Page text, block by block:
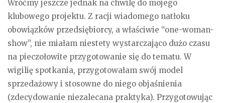
Wróćmy jeszcze jednak na chwilę do mojego
klubowego projektu. Z racji wiadomego natłoku
obowiązków przedsiębiorcy, a właściwie “one-woman-
show”, nie miałam niestety wystarczająco dużo czasu
na pieczołowite przygotowanie się do tematu. W
wigilię spotkania, przygotowałam swój model
sprzedażowy i stosowne do niego objaśnienia
(zdecydowanie niezalecana praktyka). Przygotowując